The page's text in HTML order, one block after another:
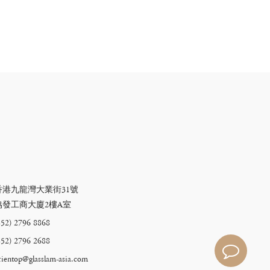
港九龍灣大業街31號
發工商大廈2樓A室
2796 8868
2796 2688
asia.com